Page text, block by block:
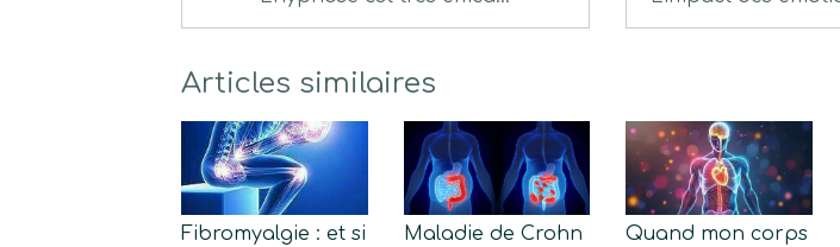
Articles similaires
Fibromyalgie : et si
Maladie de Crohn
Quand mon corps